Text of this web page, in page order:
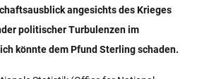
angesichts des Krieges
politischer Turbulenzen im
könnte dem Pfund Sterling schaden.